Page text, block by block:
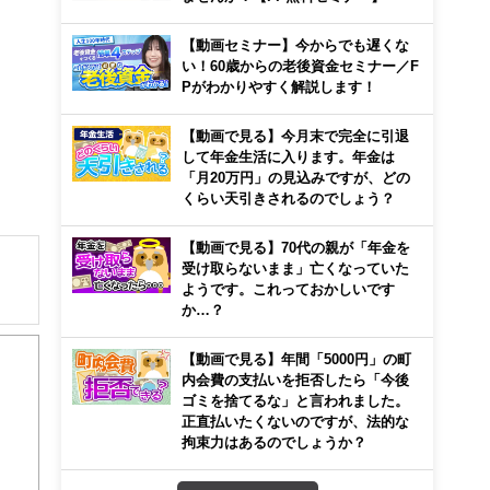
き
【動画セミナー】今からでも遅くな
い！60歳からの老後資金セミナー／F
Pがわかりやすく解説します！
【動画で見る】今月末で完全に引退
して年金生活に入ります。年金は
「月20万円」の見込みですが、どの
くらい天引きされるのでしょう？
【動画で見る】70代の親が「年金を
受け取らないまま」亡くなっていた
ようです。これっておかしいです
か…？
【動画で見る】年間「5000円」の町
内会費の支払いを拒否したら「今後
ゴミを捨てるな」と言われました。
正直払いたくないのですが、法的な
拘束力はあるのでしょうか？